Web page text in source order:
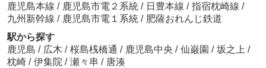
鹿児島本線 / 鹿児島市電２系統 / 日豊本線 / 指宿枕崎線 /
九州新幹線 / 鹿児島市電１系統 / 肥薩おれんじ鉄道
駅から探す
鹿児島 / 広木 / 桜島桟橋通 / 鹿児島中央 / 仙巌園 / 坂之上 /
枕崎 / 伊集院 / 瀬々串 / 唐湊